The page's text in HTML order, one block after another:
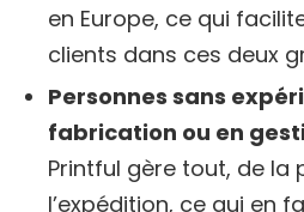
en Europe, ce qui
clients dans ces deux
Personnes sans
fabrication ou en
Printful gère tout, de la
l’expédition, ce qui en